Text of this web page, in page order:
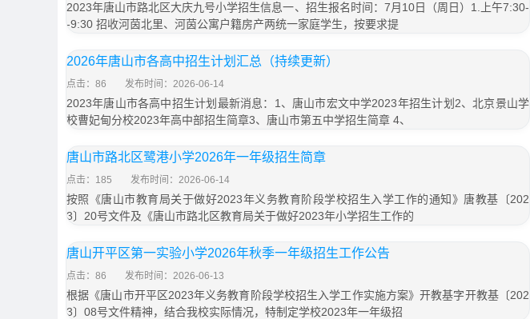
2023年唐山市路北区大庆九号小学招生信息一、招生报名时间：7月10日（周日）1.上午7:30-
-9:30 招收河茵北里、河茵公寓户籍房产两统一家庭学生，按要求提
2026年唐山市各高中招生计划汇总（持续更新）
点击：86 发布时间：2026-06-14
2023年唐山市各高中招生计划最新消息：1、唐山市宏文中学2023年招生计划2、北京景山学
校曹妃甸分校2023年高中部招生简章3、唐山市第五中学招生简章 4、
唐山市路北区鹭港小学2026年一年级招生简章
点击：185 发布时间：2026-06-14
按照《唐山市教育局关于做好2023年义务教育阶段学校招生入学工作的通知》唐教基〔202
3〕20号文件及《唐山市路北区教育局关于做好2023年小学招生工作的
唐山开平区第一实验小学2026年秋季一年级招生工作公告
点击：86 发布时间：2026-06-13
根据《唐山市开平区2023年义务教育阶段学校招生入学工作实施方案》开教基字开教基〔202
3〕08号文件精神，结合我校实际情况，特制定学校2023年一年级招